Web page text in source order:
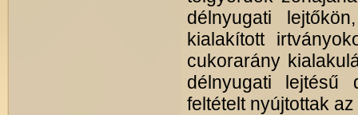
délnyugati
kialakított
cukorarány
délnyugati lejtésű
feltételt nyújtottak